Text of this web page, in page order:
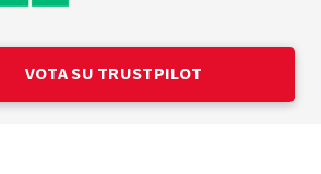
VOTA SU TRUSTPILOT